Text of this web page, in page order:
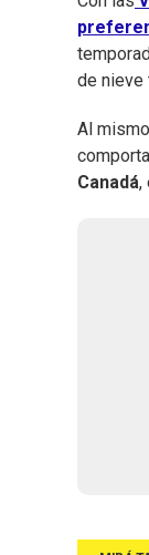
de nieve
Al
Canadá,